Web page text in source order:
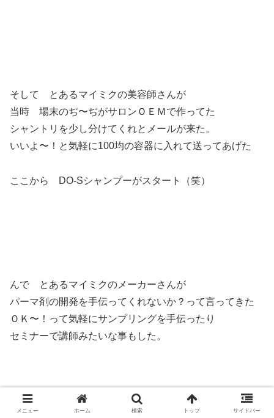
そして とあるマイミクの美容師さんが
当時 場末のぢ〜ぢがサロンＯＥＭで作ってた
シャントリを少し分けてくれとメールが来た。
いいよ〜！と気軽に100均の容器に入れて送ってあげた
ここから DO-Sシャンプーがスタート（笑）
んで とあるマイミクのメーカーさんが
パーマ剤の開発を手伝ってくれないか？って言ってきた
ＯＫ〜！って気軽にサンプリングを手伝ったり
セミナーで講師みたいな事もした。
メニュー ホーム 検索 トップ サイドバー